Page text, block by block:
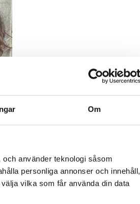
Om
använder teknologi såsom
personliga annonser och innehåll,
vilka som får använda din data